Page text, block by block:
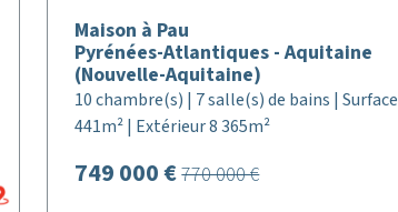
Maison à Pau
Pyrénées-Atlantiques - Aquitaine
(Nouvelle-Aquitaine)
10 chambre(s) | 7 salle(s) de bains | Surface
441m² | Extérieur 8 365m²
749 000 €770 000 €